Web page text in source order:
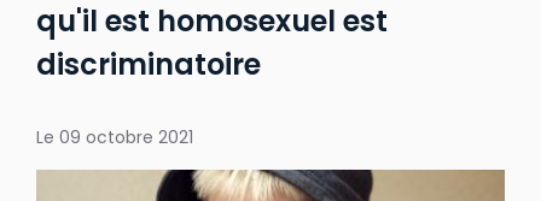
qu'il est homosexuel est
discriminatoire
Le 09 octobre 2021